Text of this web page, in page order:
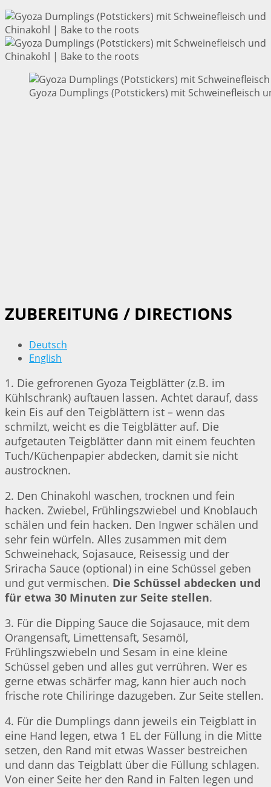
Gyoza Dumplings (Potstickers) mit Schweinefleisch
ZUBEREITUNG / DIRECTIONS
Deutsch
English
1. Die gefrorenen Gyoza Teigblätter (z.B. im
Kühlschrank) auftauen lassen. Achtet darauf, dass
kein Eis auf den Teigblättern ist – wenn das
schmilzt, weicht es die Teigblätter auf. Die
aufgetauten Teigblätter dann mit einem feuchten
Tuch/Küchenpapier abdecken, damit sie nicht
austrocknen.
2. Den Chinakohl waschen, trocknen und fein
hacken. Zwiebel, Frühlingszwiebel und Knoblauch
schälen und fein hacken. Den Ingwer schälen und
sehr fein würfeln. Alles zusammen mit dem
Schweinehack, Sojasauce, Reisessig und der
Sriracha Sauce (optional) in eine Schüssel geben
und gut vermischen. Die Schüssel abdecken und
für etwa 30 Minuten zur Seite stellen.
3. Für die Dipping Sauce die Sojasauce, mit dem
Orangensaft, Limettensaft, Sesamöl,
Frühlingszwiebeln und Sesam in eine kleine
Schüssel geben und alles gut verrühren. Wer es
gerne etwas schärfer mag, kann hier auch noch
frische rote Chiliringe dazugeben. Zur Seite stellen.
4. Für die Dumplings dann jeweils ein Teigblatt in
eine Hand legen, etwa 1 EL der Füllung in die Mitte
setzen, den Rand mit etwas Wasser bestreichen
und dann das Teigblatt über die Füllung schlagen.
Von einer Seite her den Rand in Falten legen und